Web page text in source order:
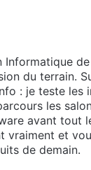
du terrain.
: je teste les
les
avant tout
vraiment et
de demain.